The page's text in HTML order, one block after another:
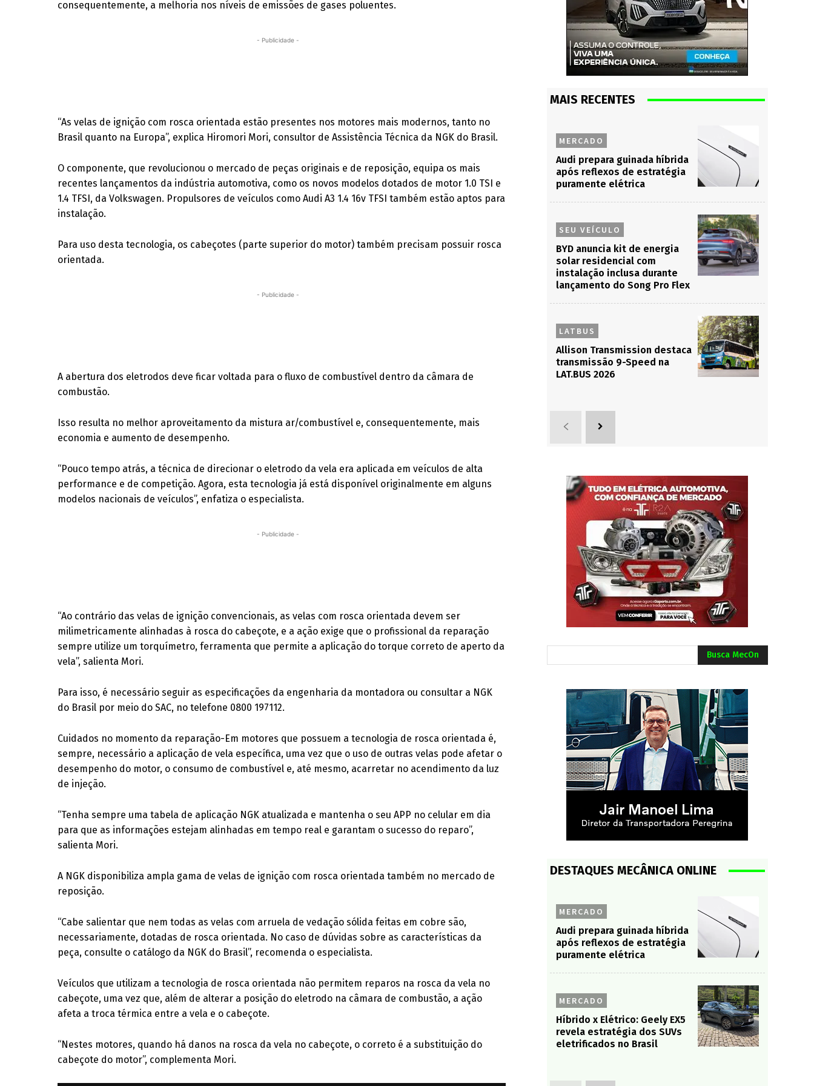
consequentemente, a melhoria nos níveis de emissões de gases poluentes.
- Publicidade -
“As velas de ignição com rosca orientada estão presentes nos motores mais modernos, tanto no
Brasil quanto na Europa”, explica Hiromori Mori, consultor de Assistência Técnica da NGK do Brasil.
O componente, que revolucionou o mercado de peças originais e de reposição, equipa os mais
recentes lançamentos da indústria automotiva, como os novos modelos dotados de motor 1.0 TSI e
1.4 TFSI, da Volkswagen. Propulsores de veículos como Audi A3 1.4 16v TFSI também estão aptos para
instalação.
Para uso desta tecnologia, os cabeçotes (parte superior do motor) também precisam possuir rosca
orientada.
- Publicidade -
A abertura dos eletrodos deve ficar voltada para o fluxo de combustível dentro da câmara de
combustão.
Isso resulta no melhor aproveitamento da mistura ar/combustível e, consequentemente, mais
economia e aumento de desempenho.
“Pouco tempo atrás, a técnica de direcionar o eletrodo da vela era aplicada em veículos de alta
performance e de competição. Agora, esta tecnologia já está disponível originalmente em alguns
modelos nacionais de veículos”, enfatiza o especialista.
- Publicidade -
“Ao contrário das velas de ignição convencionais, as velas com rosca orientada devem ser
milimetricamente alinhadas à rosca do cabeçote, e a ação exige que o profissional da reparação
sempre utilize um torquímetro, ferramenta que permite a aplicação do torque correto de aperto da
vela”, salienta Mori.
Para isso, é necessário seguir as especificações da engenharia da montadora ou consultar a NGK
do Brasil por meio do SAC, no telefone 0800 197112.
Cuidados no momento da reparação-Em motores que possuem a tecnologia de rosca orientada é,
sempre, necessário a aplicação de vela específica, uma vez que o uso de outras velas pode afetar o
desempenho do motor, o consumo de combustível e, até mesmo, acarretar no acendimento da luz
de injeção.
“Tenha sempre uma tabela de aplicação NGK atualizada e mantenha o seu APP no celular em dia
para que as informações estejam alinhadas em tempo real e garantam o sucesso do reparo”,
salienta Mori.
A NGK disponibiliza ampla gama de velas de ignição com rosca orientada também no mercado de
reposição.
“Cabe salientar que nem todas as velas com arruela de vedação sólida feitas em cobre são,
necessariamente, dotadas de rosca orientada. No caso de dúvidas sobre as características da
peça, consulte o catálogo da NGK do Brasil”, recomenda o especialista.
Veículos que utilizam a tecnologia de rosca orientada não permitem reparos na rosca da vela no
cabeçote, uma vez que, além de alterar a posição do eletrodo na câmara de combustão, a ação
afeta a troca térmica entre a vela e o cabeçote.
“Nestes motores, quando há danos na rosca da vela no cabeçote, o correto é a substituição do
cabeçote do motor”, complementa Mori.
MAIS RECENTES
MERCADO
Audi prepara guinada híbrida
após reflexos de estratégia
puramente elétrica
SEU VEÍCULO
BYD anuncia kit de energia
solar residencial com
instalação inclusa durante
lançamento do Song Pro Flex
LATBUS
Allison Transmission destaca
transmissão 9-Speed na
LAT.BUS 2026
Busca MecOn
DESTAQUES MECÂNICA ONLINE
MERCADO
Audi prepara guinada híbrida
após reflexos de estratégia
puramente elétrica
MERCADO
Híbrido x Elétrico: Geely EX5
revela estratégia dos SUVs
eletrificados no Brasil